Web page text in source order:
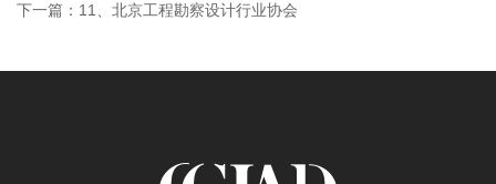
下一篇：11、北京工程勘察设计行业协会